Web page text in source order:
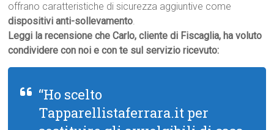
offrano caratteristiche di sicurezza aggiuntive come
dispositivi anti-sollevamento.
Leggi la recensione che Carlo, cliente di Fiscaglia, ha voluto
condividere con noi e con te sul servizio ricevuto:
“Ho scelto
Tapparellistaferrara.it per